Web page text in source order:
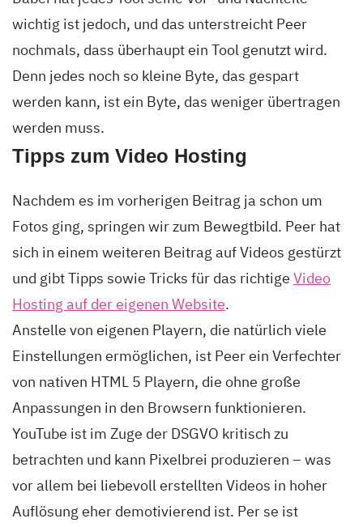
wichtig ist jedoch, und das unterstreicht Peer
nochmals, dass überhaupt ein Tool genutzt wird.
Denn jedes noch so kleine Byte, das gespart
werden kann, ist ein Byte, das weniger übertragen
werden muss.
Tipps zum Video Hosting
Nachdem es im vorherigen Beitrag ja schon um
Fotos ging, springen wir zum Bewegtbild. Peer hat
sich in einem weiteren Beitrag auf Videos gestürzt
und gibt Tipps sowie Tricks für das richtige Video
Hosting auf der eigenen Website.
Anstelle von eigenen Playern, die natürlich viele
Einstellungen ermöglichen, ist Peer ein Verfechter
von nativen HTML 5 Playern, die ohne große
Anpassungen in den Browsern funktionieren.
YouTube ist im Zuge der DSGVO kritisch zu
betrachten und kann Pixelbrei produzieren – was
vor allem bei liebevoll erstellten Videos in hoher
Auflösung eher demotivierend ist. Per se ist